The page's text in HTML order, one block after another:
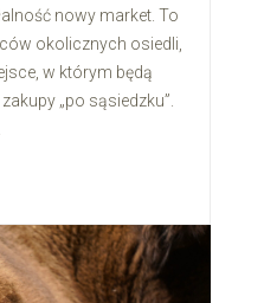
nowy market. To
okolicznych osiedli,
w którym będą
„po sąsiedzku”.